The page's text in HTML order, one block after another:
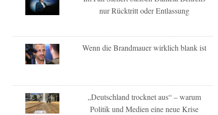
nur Rücktritt oder Entlassung
Wenn die Brandmauer wirklich blank ist
„Deutschland trocknet aus“ – warum
Politik und Medien eine neue Krise